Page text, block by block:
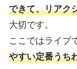
できて、リアク
大切です。
ここではライブ
やすい定番うち